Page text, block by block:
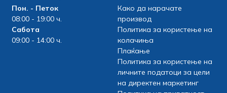
Пон. - Петок
08:00 - 19:00 ч.
Сабота
09:00 - 14:00 ч.
Како да нарачате
производ
Политика за користење на
колачиња
Плаќање
Политика за користење на
личните податоци за цели
на директен маркетинг